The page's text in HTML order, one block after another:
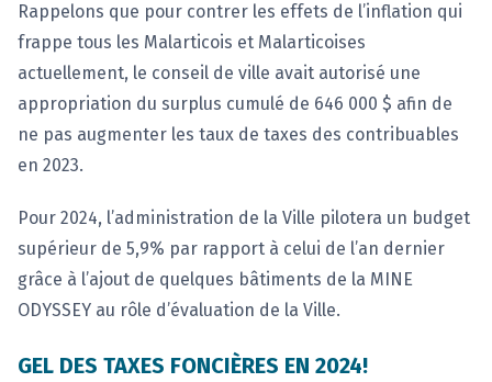
Rappelons que pour contrer les effets de l’inflation qui
frappe tous les Malarticois et Malarticoises
actuellement, le conseil de ville avait autorisé une
appropriation du surplus cumulé de 646 000 $ afin de
ne pas augmenter les taux de taxes des contribuables
en 2023.
Pour 2024, l’administration de la Ville pilotera un budget
supérieur de 5,9% par rapport à celui de l’an dernier
grâce à l’ajout de quelques bâtiments de la MINE
ODYSSEY au rôle d’évaluation de la Ville.
GEL DES TAXES FONCIÈRES EN 2024!